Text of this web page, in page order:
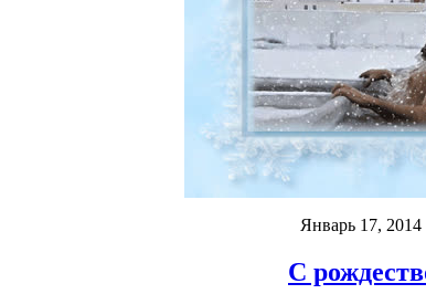
Январь 17, 2014
С